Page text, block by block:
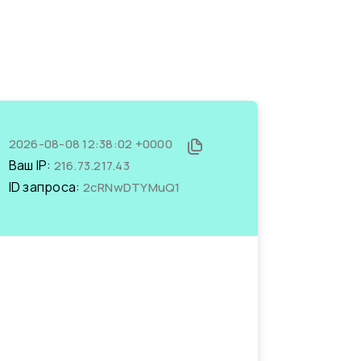
2026-08-08 12:38:02 +0000
Ваш IP: 216.73.217.43
ID запроса: 2cRNwDTYMuQ1